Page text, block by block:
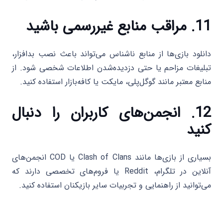
11. مراقب منابع غیررسمی باشید
دانلود بازی‌ها از منابع ناشناس می‌تواند باعث نصب بدافزار،
تبلیغات مزاحم یا حتی دزدیده‌شدن اطلاعات شخصی شود. از
منابع معتبر مانند گوگل‌پلی، مایکت یا کافه‌بازار استفاده کنید.
12. انجمن‌های کاربران را دنبال
کنید
بسیاری از بازی‌ها مانند Clash of Clans یا COD انجمن‌های
آنلاین در تلگرام، Reddit یا فروم‌های تخصصی دارند که
می‌توانید از راهنمایی و تجربیات سایر بازیکنان استفاده کنید.